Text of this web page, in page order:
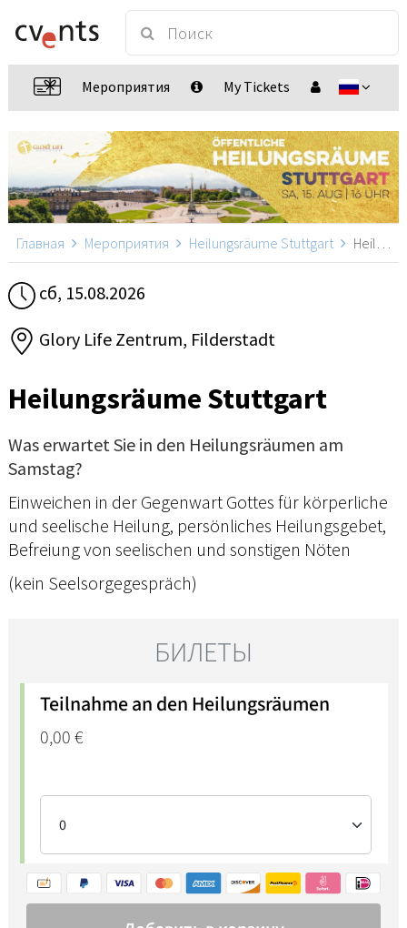
Мероприятия My Tickets
Главная Мероприятия Heilungsräume Stuttgart Heilungsräume Stuttgart, Filderstadt
сб, 15.08.2026
Glory Life Zentrum, Filderstadt
Heilungsräume Stuttgart
Was erwartet Sie in den Heilungsräumen am
Samstag?
Einweichen in der Gegenwart Gottes für körperliche
und seelische Heilung, persönliches Heilungsgebet,
Befreiung von seelischen und sonstigen Nöten
(kein Seelsorgegespräch)